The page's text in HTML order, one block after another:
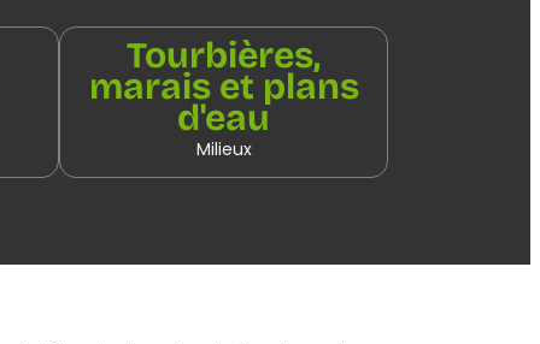
Tourbières,
marais et plans
d'eau
Milieux